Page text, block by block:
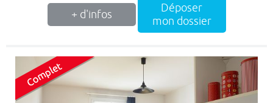
+ d'infos
Déposer
mon dossier